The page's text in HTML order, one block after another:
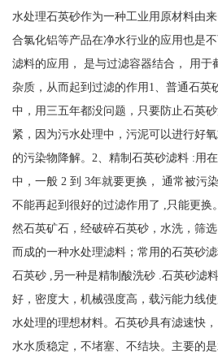
水处理石英砂作为一种工业用原材料由
合氯化铝等产品在净水行业的应用也是
滤料的应用， 是与过滤容器结合， 用于
杂质，从而起到过滤的作用1、普通石英
中，用三五年都没问题，只要防止石英
紧，因为污水处理中，污泥可以进行好
的污染物降解。2、精制石英砂滤料 :用
中，一般 2 到 3年就要更换， 通常被污
不能再起到很好的过滤作用了 ,只能更换
然石英矿石，经破碎石英砂，水洗，筛
而成的一种水处理滤料；常用的石英砂
石英砂 ,另一种是精制酸洗砂 .石英砂滤
好，密度大，机械强度高，载污能力线
水处理的理想材料。石英砂具有滤速快
水水质稳定，不堵塞、不结块。主要的